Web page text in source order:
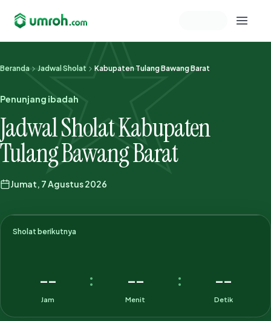
Memeriksa sesi akun
Beranda Jadwal Sholat Kabupaten Tulang Bawang Barat
Penunjang ibadah
Jadwal Sholat Kabupaten
Tulang Bawang Barat
Jumat, 7 Agustus 2026
Sholat berikutnya
--
Jam
: --
Menit
: --
Detik